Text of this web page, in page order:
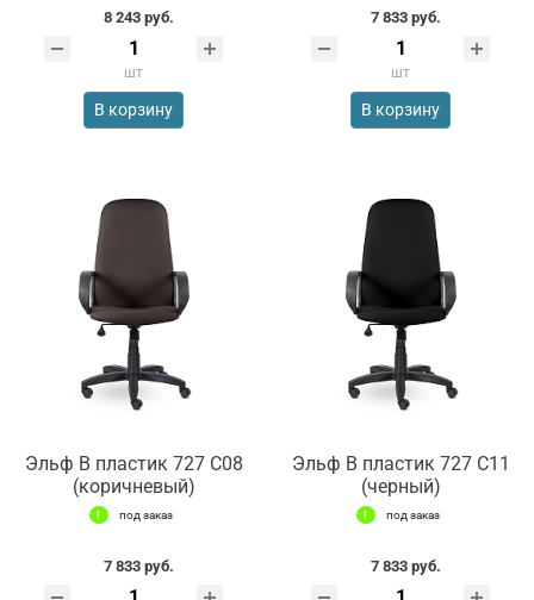
8 243 руб.
шт
В корзину
7 833 руб.
шт
В корзину
Эльф В пластик 727 С08
(коричневый)
под заказ
7 833 руб.
Эльф В пластик 727 С11
(черный)
под заказ
7 833 руб.